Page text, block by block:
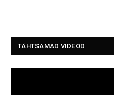
TÄHTSAMAD VIDEOD